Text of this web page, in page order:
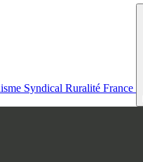
Syndical Ruralité France